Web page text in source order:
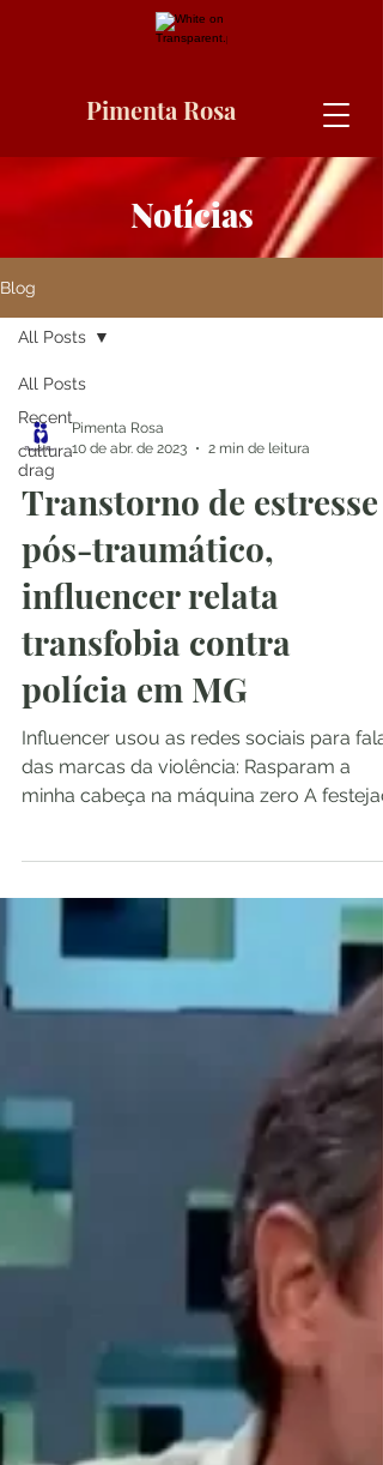
Pimenta Rosa
Notícias
Blog
All Posts
Recent
cultura
drag
All Posts
Pimenta Rosa
10 de abr. de 2023
2 min de leitura
Transtorno de estresse
pós-traumático,
influencer relata
transfobia contra
polícia em MG
Influencer usou as redes sociais para falar
das marcas da violência: Rasparam a
minha cabeça na máquina zero A